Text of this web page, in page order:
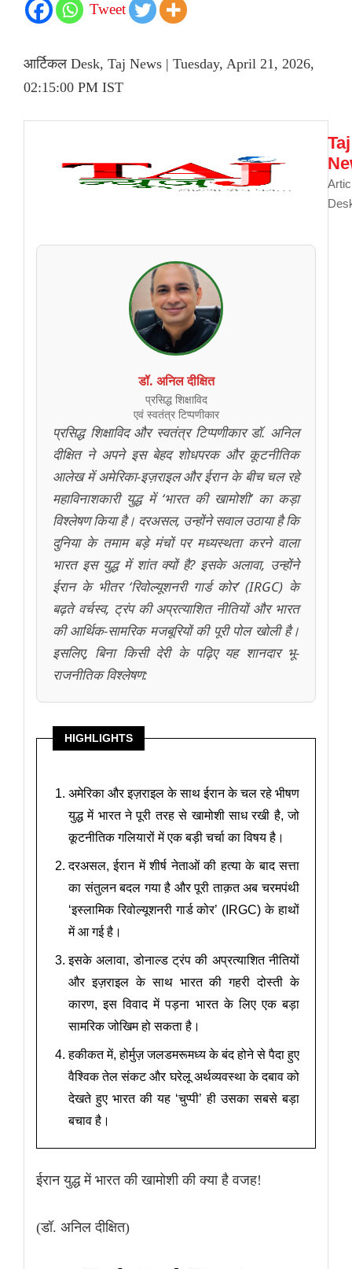
Tweet
आर्टिकल Desk, Taj News | Tuesday, April 21, 2026,
02:15:00 PM IST
Taj
डॉ. अनिल दीक्षित
प्रसिद्ध शिक्षाविद
एवं स्वतंत्र टिप्पणीकार
प्रसिद्ध शिक्षाविद और स्वतंत्र टिप्पणीकार डॉ. अनिल
दीक्षित ने अपने इस बेहद शोधपरक और कूटनीतिक
आलेख में अमेरिका-इज़राइल और ईरान के बीच चल रहे
महाविनाशकारी युद्ध में ‘भारत की खामोशी’ का कड़ा
विश्लेषण किया है। दरअसल, उन्होंने सवाल उठाया है कि
दुनिया के तमाम बड़े मंचों पर मध्यस्थता करने वाला
भारत इस युद्ध में शांत क्यों है? इसके अलावा, उन्होंने
ईरान के भीतर ‘रिवोल्यूशनरी गार्ड कोर’ (IRGC) के
बढ़ते वर्चस्व, ट्रंप की अप्रत्याशित नीतियों और भारत
की आर्थिक-सामरिक मजबूरियों की पूरी पोल खोली है।
इसलिए, बिना किसी देरी के पढ़िए यह शानदार भू-
राजनीतिक विश्लेषण:
HIGHLIGHTS
अमेरिका और इज़राइल के साथ ईरान के चल रहे भीषण
युद्ध में भारत ने पूरी तरह से खामोशी साध रखी है, जो
कूटनीतिक गलियारों में एक बड़ी चर्चा का विषय है।
दरअसल, ईरान में शीर्ष नेताओं की हत्या के बाद सत्ता
का संतुलन बदल गया है और पूरी ताक़त अब चरमपंथी
‘इस्लामिक रिवोल्यूशनरी गार्ड कोर’ (IRGC) के हाथों
में आ गई है।
इसके अलावा, डोनाल्ड ट्रंप की अप्रत्याशित नीतियों
और इज़राइल के साथ भारत की गहरी दोस्ती के
कारण, इस विवाद में पड़ना भारत के लिए एक बड़ा
सामरिक जोखिम हो सकता है।
हकीकत में, होर्मुज़ जलडमरूमध्य के बंद होने से पैदा हुए
वैश्विक तेल संकट और घरेलू अर्थव्यवस्था के दबाव को
देखते हुए भारत की यह ‘चुप्पी’ ही उसका सबसे बड़ा
बचाव है।
ईरान युद्ध में भारत की खामोशी की क्या है वजह!
(डॉ. अनिल दीक्षित)